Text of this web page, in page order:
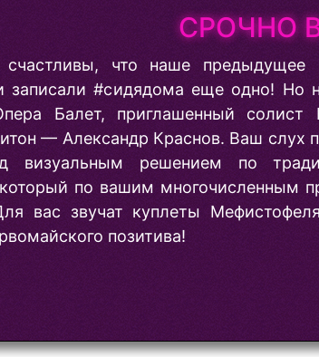
СРОЧНО
счастливы, что наше
записали #сидядома еще одно! Но
Балет, приглашенный
— Александр Краснов. Ваш слух
визуальным решением по
по вашим многочисленным
вас звучат куплеты
позитива!